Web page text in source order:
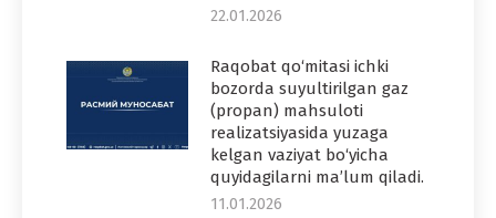
22.01.2026
Raqobat qo‘mitasi ichki
bozorda suyultirilgan gaz
(propan) mahsuloti
realizatsiyasida yuzaga
kelgan vaziyat bo‘yicha
quyidagilarni ma’lum qiladi.
11.01.2026